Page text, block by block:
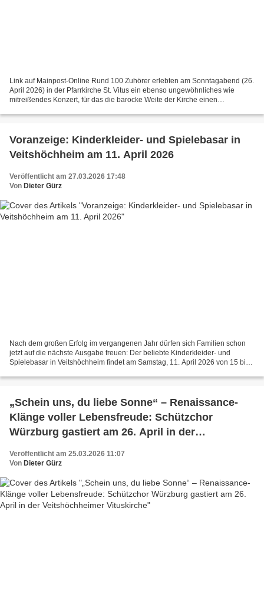
Link auf Mainpost-Online Rund 100 Zuhörer erlebten am Sonntagabend (26.
April 2026) in der Pfarrkirche St. Vitus ein ebenso ungewöhnliches wie
mitreißendes Konzert, für das die barocke Weite der Kirche einen
Voranzeige: Kinderkleider- und Spielebasar in
Veitshöchheim am 11. April 2026
Veröffentlicht am 27.03.2026 17:48
Von Dieter Gürz
Nach dem großen Erfolg im vergangenen Jahr dürfen sich Familien schon
jetzt auf die nächste Ausgabe freuen: Der beliebte Kinderkleider- und
Spielebasar in Veitshöchheim findet am Samstag, 11. April 2026 von 15 bis
„Schein uns, du liebe Sonne“ – Renaissance-
Klänge voller Lebensfreude: Schützchor
Würzburg gastiert am 26. April in der
Veröffentlicht am 25.03.2026 11:07
Von Dieter Gürz